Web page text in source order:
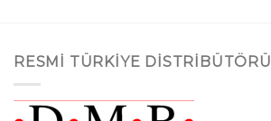
RESMI TÜRKIYE DISTRIBÜTÖRÜ